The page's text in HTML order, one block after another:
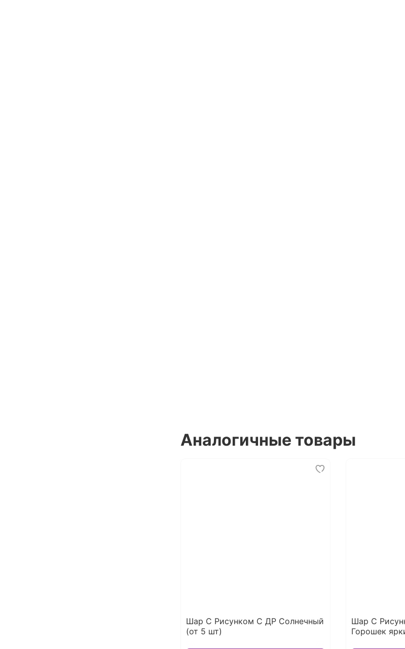
Аналогичные товары
Шар С Рисунком С ДР Солнечный
(от 5 шт)
Шар С
Горошек